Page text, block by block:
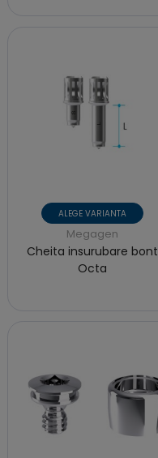
ALEGE VARIANTA
Megagen
Cheita insurubare bont
Octa